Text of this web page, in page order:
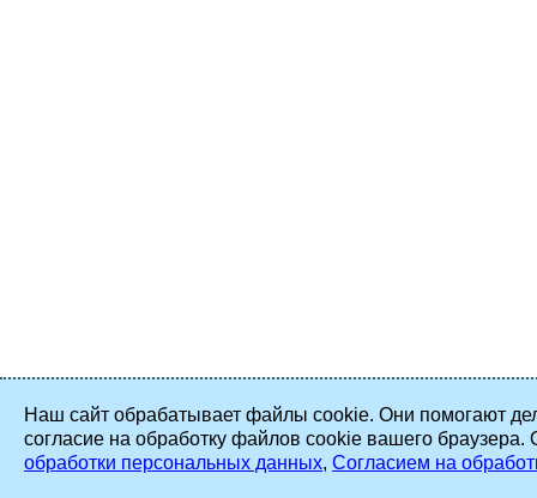
Наш сайт обрабатывает файлы cookie. Они помогают
согласие на обработку файлов cookie вашего
обработки персональных данных, Согласием на